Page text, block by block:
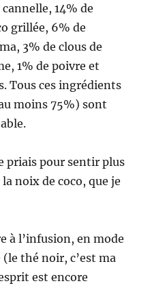
14% de
grillée, 6% de
3% de clous de
1% de poivre et
Tous ces ingrédients
moins 75%) sont
priais pour sentir plus
noix de coco, que je
à l’infusion, en mode
thé noir, c’est ma
est encore